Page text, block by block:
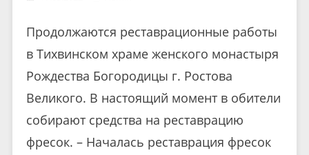
Продолжаются реставрационные работы
в Тихвинском храме женского монастыря
Рождества Богородицы г. Ростова
Великого. В настоящий момент в обители
собирают средства на реставрацию
фресок. – Началась реставрация фресок